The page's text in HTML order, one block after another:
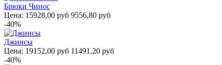
Брюки Чинос
Цена: 15928,00 руб 9556,80 руб
-40%
Джинсы
Цена: 19152,00 руб 11491,20 руб
-40%